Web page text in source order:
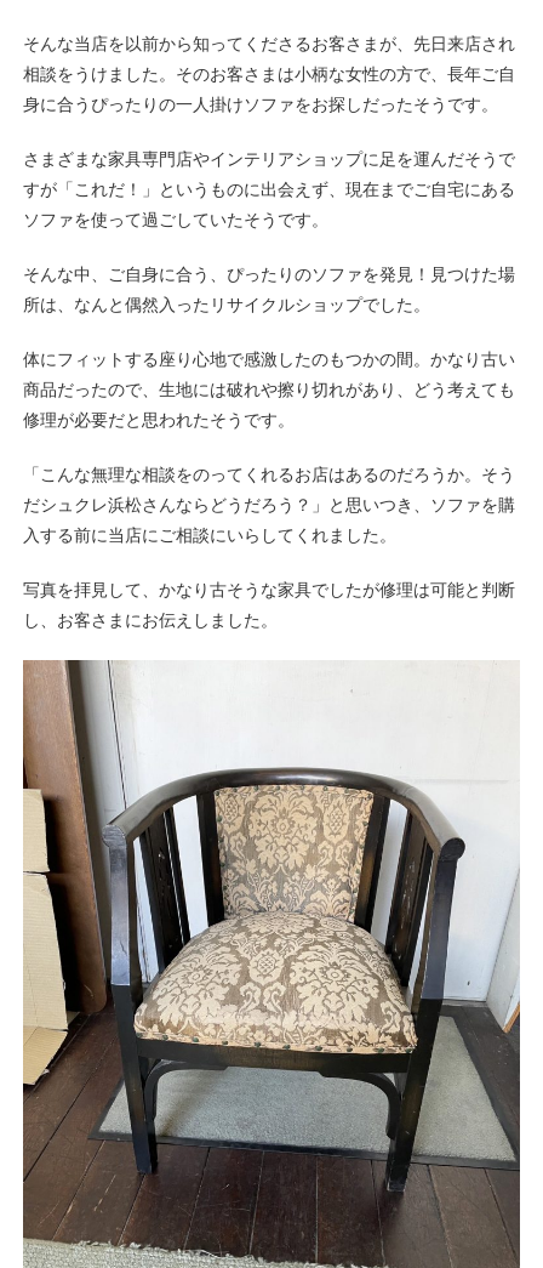
そんな当店を以前から知ってくださるお客さまが、先日来店され
相談をうけました。そのお客さまは小柄な女性の方で、長年ご自
身に合うぴったりの一人掛けソファをお探しだったそうです。
さまざまな家具専門店やインテリアショップに足を運んだそうで
すが「これだ！」というものに出会えず、現在までご自宅にある
ソファを使って過ごしていたそうです。
そんな中、ご自身に合う、ぴったりのソファを発見！見つけた場
所は、なんと偶然入ったリサイクルショップでした。
体にフィットする座り心地で感激したのもつかの間。かなり古い
商品だったので、生地には破れや擦り切れがあり、どう考えても
修理が必要だと思われたそうです。
「こんな無理な相談をのってくれるお店はあるのだろうか。そう
だシュクレ浜松さんならどうだろう？」と思いつき、ソファを購
入する前に当店にご相談にいらしてくれました。
写真を拝見して、かなり古そうな家具でしたが修理は可能と判断
し、お客さまにお伝えしました。